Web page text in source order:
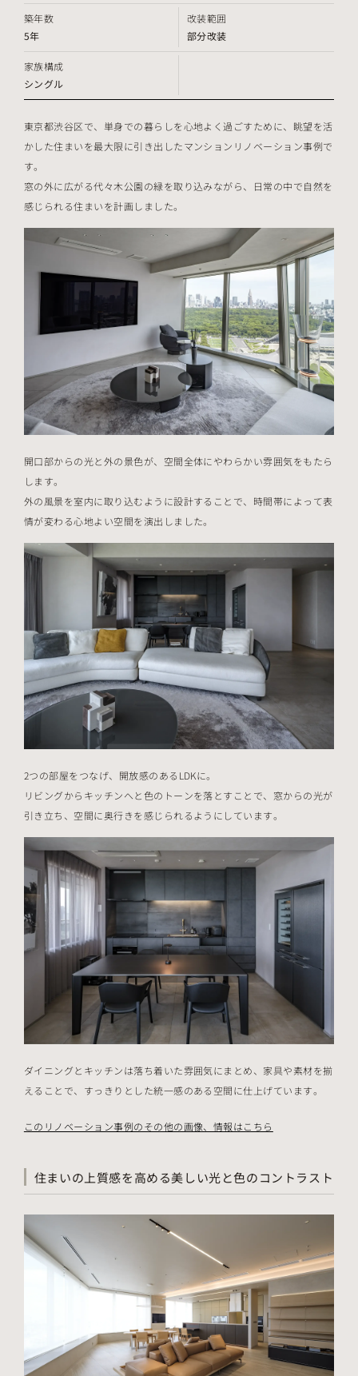
築年数
5年
改装範囲
部分改装
家族構成
シングル
東京都渋谷区で、単身での暮らしを心地よく過ごすために、眺望を活
かした住まいを最大限に引き出したマンションリノベーション事例で
す。
窓の外に広がる代々木公園の緑を取り込みながら、日常の中で自然を
感じられる住まいを計画しました。
開口部からの光と外の景色が、空間全体にやわらかい雰囲気をもたら
します。
外の風景を室内に取り込むように設計することで、時間帯によって表
情が変わる心地よい空間を演出しました。
2つの部屋をつなげ、開放感のあるLDKに。
リビングからキッチンへと色のトーンを落とすことで、窓からの光が
引き立ち、空間に奥行きを感じられるようにしています。
ダイニングとキッチンは落ち着いた雰囲気にまとめ、家具や素材を揃
えることで、すっきりとした統一感のある空間に仕上げています。
このリノベーション事例のその他の画像、情報はこちら
住まいの上質感を高める美しい光と色のコントラスト